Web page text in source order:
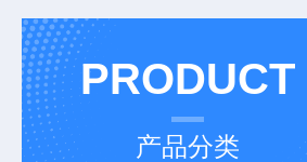
PRODUCT
产品分类